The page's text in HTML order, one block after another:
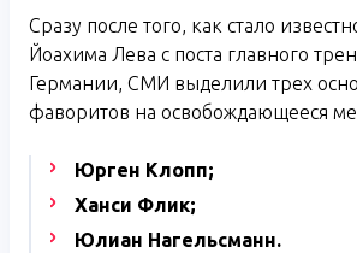
Сразу после того, как стало
Йоахима Лева с поста главного
Германии, СМИ выделили трех
фаворитов на освобождающееся
Юрген Клопп;
Ханси Флик;
Юлиан Нагельсманн.